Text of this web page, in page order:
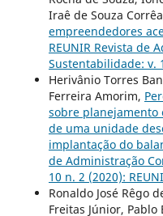
Iraê de Souza
empreendedores
REUNIR Revista de
Sustentabilidade: v.
Herivânio Torres
Ferreira Amorim,
sobre planejamento
de uma unidade
implantação do
de Administração
10 n. 2 (2020):
Ronaldo José Rêgo
Freitas Júnior,